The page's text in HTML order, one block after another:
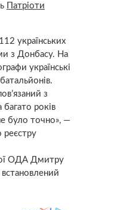
Патріоти
українських
з Донбасу. На
українські
з
багато років
було точно», —
реєстру
ОДА Дмитру